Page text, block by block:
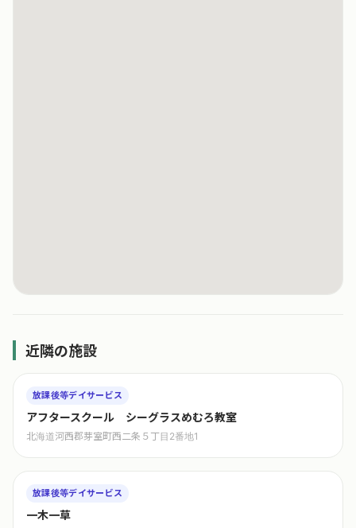
近隣の施設
放課後等デイサービス
アフタースクール シーグラスめむろ教室
北海道河西郡芽室町西二条５丁目2番地1
放課後等デイサービス
一木一草